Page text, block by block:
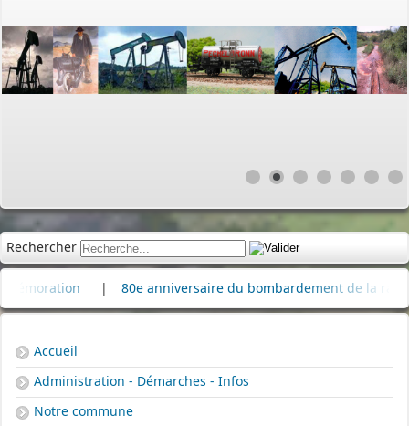
Rechercher
| 80e anniversaire du bombardement de la raffinerie
Accueil
Administration - Démarches - Infos
Notre commune